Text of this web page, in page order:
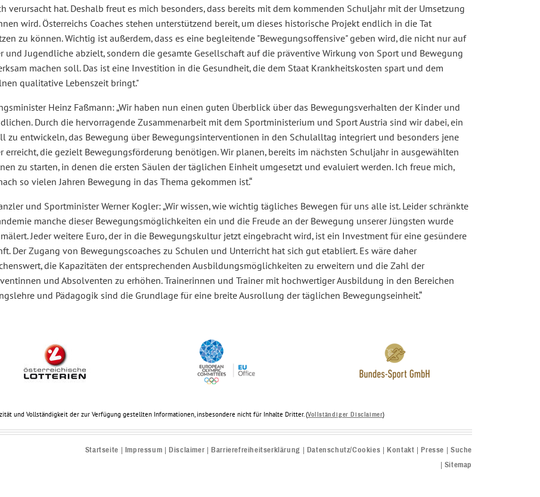
verursacht hat. Deshalb freut es mich besonders, dass bereits mit dem kommenden Schuljahr mit der Umsetzung
wird. Österreichs Coaches stehen unterstützend bereit, um dieses historische Projekt endlich in die Tat
zu können. Wichtig ist außerdem, dass es eine begleitende "Bewegungsoffensive" geben wird, die nicht nur auf
und Jugendliche abzielt, sondern die gesamte Gesellschaft auf die präventive Wirkung von Sport und Bewegung
machen soll. Das ist eine Investition in die Gesundheit, die dem Staat Krankheitskosten spart und dem
qualitative Lebenszeit bringt."
Heinz Faßmann: „Wir haben nun einen guten Überblick über das Bewegungsverhalten der Kinder und
Durch die hervorragende Zusammenarbeit mit dem Sportministerium und Sport Austria sind wir dabei, ein
zu entwickeln, das Bewegung über Bewegungsinterventionen in den Schulalltag integriert und besonders jene
erreicht, die gezielt Bewegungsförderung benötigen. Wir planen, bereits im nächsten Schuljahr in ausgewählten
zu starten, in denen die ersten Säulen der täglichen Einheit umgesetzt und evaluiert werden. Ich freue mich,
so vielen Jahren Bewegung in das Thema gekommen ist.“
und Sportminister Werner Kogler: „Wir wissen, wie wichtig tägliches Bewegen für uns alle ist. Leider schränkte
manche dieser Bewegungsmöglichkeiten ein und die Freude an der Bewegung unserer Jüngsten wurde
Jeder weitere Euro, der in die Bewegungskultur jetzt eingebracht wird, ist ein Investment für eine gesündere
Der Zugang von Bewegungscoaches zu Schulen und Unterricht hat sich gut etabliert. Es wäre daher
die Kapazitäten der entsprechenden Ausbildungsmöglichkeiten zu erweitern und die Zahl der
und Absolventen zu erhöhen. Trainerinnen und Trainer mit hochwertiger Ausbildung in den Bereichen
und Pädagogik sind die Grundlage für eine breite Ausrollung der täglichen Bewegungseinheit.“
und Vollständigkeit der zur Verfügung gestellten Informationen, insbesondere nicht für Inhalte Dritter. (Vollständiger Disclaimer)
Startseite Impressum Disclaimer Barrierefreiheitserklärung Datenschutz/Cookies Kontakt Presse
Suche
Sitemap